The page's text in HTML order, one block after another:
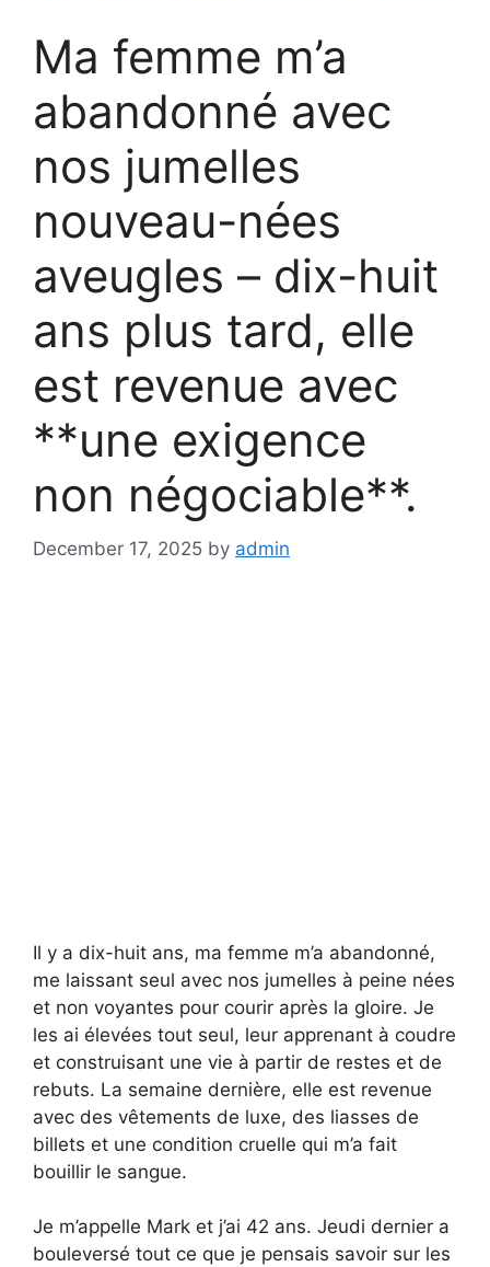
Ma femme m’a
abandonné avec
nos jumelles
nouveau-nées
aveugles – dix-huit
ans plus tard, elle
est revenue avec
**une exigence
non négociable**.
December 17, 2025 by admin
Il y a dix-huit ans, ma femme m’a abandonné,
me laissant seul avec nos jumelles à peine nées
et non voyantes pour courir après la gloire. Je
les ai élevées tout seul, leur apprenant à coudre
et construisant une vie à partir de restes et de
rebuts. La semaine dernière, elle est revenue
avec des vêtements de luxe, des liasses de
billets et une condition cruelle qui m’a fait
bouillir le sangue.
Je m’appelle Mark et j’ai 42 ans. Jeudi dernier a
bouleversé tout ce que je pensais savoir sur les